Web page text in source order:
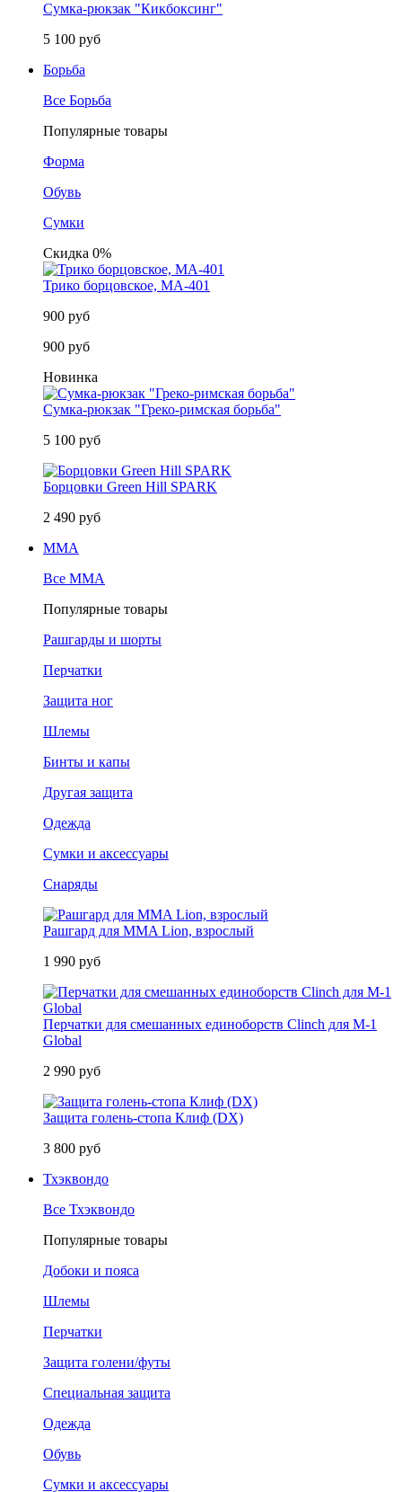
Сумка-рюкзак "Кикбоксинг"
5 100 руб
Борьба
Все Борьба
Популярные товары
Форма
Обувь
Сумки
Скидка 0%
Трико борцовское, MA-401
900 руб
900 руб
Новинка
Сумка-рюкзак "Греко-римская борьба"
5 100 руб
Борцовки Green Hill SPARK
2 490 руб
MMA
Все MMA
Популярные товары
Рашгарды и шорты
Перчатки
Защита ног
Шлемы
Бинты и капы
Другая защита
Одежда
Сумки и аксессуары
Снаряды
Рашгард для MMA Lion, взрослый
1 990 руб
Перчатки для смешанных единоборств Clinch для M-1
Global
2 990 руб
Защита голень-стопа Клиф (DX)
3 800 руб
Тхэквондо
Все Тхэквондо
Популярные товары
Добоки и пояса
Шлемы
Перчатки
Защита голени/футы
Специальная защита
Одежда
Обувь
Сумки и аксессуары